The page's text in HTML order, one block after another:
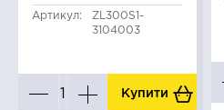
Артикул:
ZL300S1-
3104003
Купити